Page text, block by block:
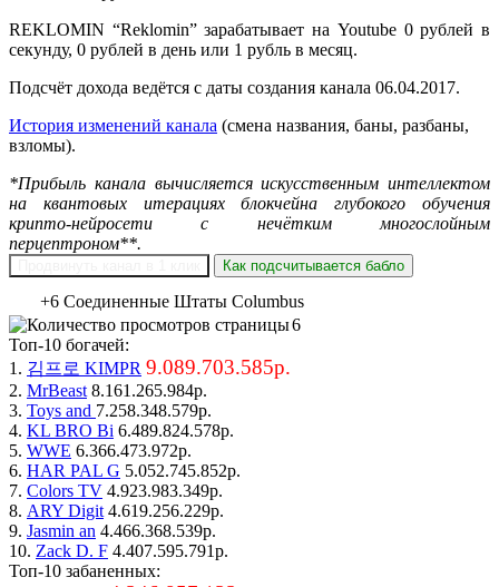
0 миллионов
REKLOMIN “Reklomin” зарабатывает на Youtube 0 рублей в
секунду, 0 рублей в день или 1 рубль в месяц.
Подсчёт дохода ведётся с даты создания канала 06.04.2017.
История изменений канала (смена названия, баны, разбаны,
взломы).
*Прибыль канала вычисляется искусственным интеллектом
на квантовых итерациях блокчейна глубокого обучения
крипто-нейросети с нечётким многослойным
перцептроном**.
Как подсчитывается бабло
+6 Соединенные Штаты Columbus
6
Топ-10 богачей:
1. 김프로 KIMPR 9.089.703.585р.
2. MrBeast 8.161.265.984р.
3. Toys and 7.258.348.579р.
4. KL BRO Bi 6.489.824.578р.
5. WWE 6.366.473.972р.
6. HAR PAL G 5.052.745.852р.
7. Colors TV 4.923.983.349р.
8. ARY Digit 4.619.256.229р.
9. Jasmin an 4.466.368.539р.
10. Zack D. F 4.407.595.791р.
Топ-10 забаненных: